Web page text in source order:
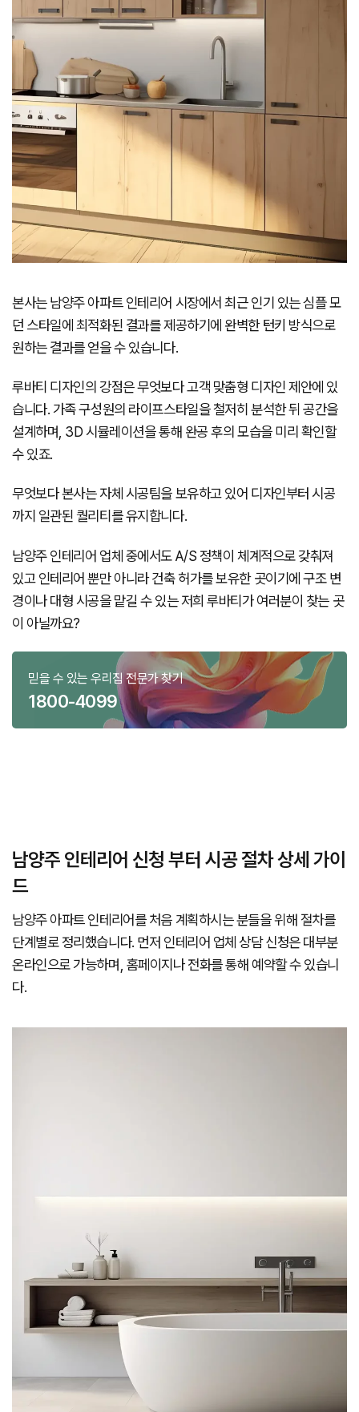
본사는 남양주 아파트 인테리어 시장에서 최근 인기 있는 심플 모
던 스타일에 최적화된 결과를 제공하기에 완벽한 턴키 방식으로
원하는 결과를 얻을 수 있습니다.
루바티 디자인의 강점은 무엇보다 고객 맞춤형 디자인 제안에 있
습니다. 가족 구성원의 라이프스타일을 철저히 분석한 뒤 공간을
설계하며, 3D 시뮬레이션을 통해 완공 후의 모습을 미리 확인할
수 있죠.
무엇보다 본사는 자체 시공팀을 보유하고 있어 디자인부터 시공
까지 일관된 퀄리티를 유지합니다.
남양주 인테리어 업체 중에서도 A/S 정책이 체계적으로 갖춰져
있고 인테리어 뿐만 아니라 건축 허가를 보유한 곳이기에 구조 변
경이나 대형 시공을 맡길 수 있는 저희 루바티가 여러분이 찾는 곳
이 아닐까요?
믿을 수 있는 우리집 전문가 찾기
1800-4099
남양주 인테리어 신청 부터 시공 절차 상세 가이
드
남양주 아파트 인테리어를 처음 계획하시는 분들을 위해 절차를
단계별로 정리했습니다. 먼저 인테리어 업체 상담 신청은 대부분
온라인으로 가능하며, 홈페이지나 전화를 통해 예약할 수 있습니
다.